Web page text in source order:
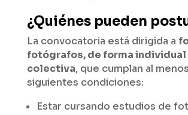
¿Quiénes pueden
La convocatoria está dirigida a
fotógrafos, de forma individual
colectiva, que cumplan al
siguientes condiciones:
Estar cursando estudios de